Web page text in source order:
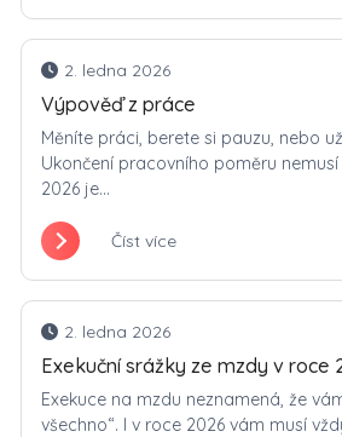
2. ledna 2026
Výpověď z práce
Měníte práci, berete si pauzu, nebo
Ukončení pracovního poměru
2026 je...
Číst více
2. ledna 2026
Exekuční srážky ze mzdy v roce
Exekuce na mzdu neznamená, že
všechno“. I v roce 2026 vám musí